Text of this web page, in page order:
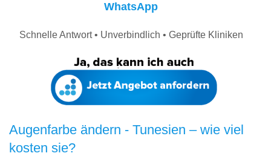
WhatsApp
Schnelle Antwort • Unverbindlich • Geprüfte Kliniken
Augenfarbe ändern - Tunesien – wie viel
kosten sie?